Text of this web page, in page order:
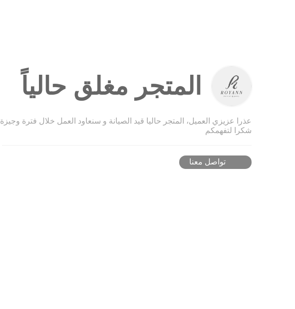
المتجر مغلق حالياً
عذرا عزيزي العميل، المتجر حاليا قيد الصيانة و سنعاود العمل خلال فترة وجيزة
شكرا لتفهمكم
تواصل معنا